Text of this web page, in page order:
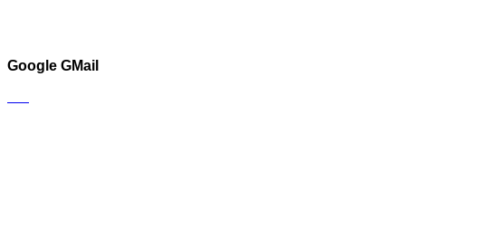
Google GMail